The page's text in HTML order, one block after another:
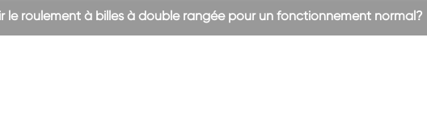
le roulement à billes à double rangée pour un fonctionnement normal?